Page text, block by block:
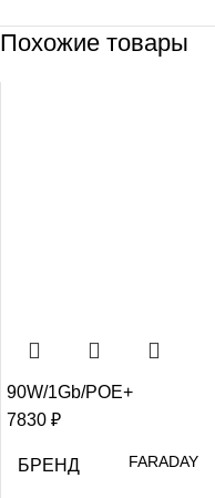
Похожие товары
90W/1Gb/POE+
7830 ₽
БРЕНД FARADAY